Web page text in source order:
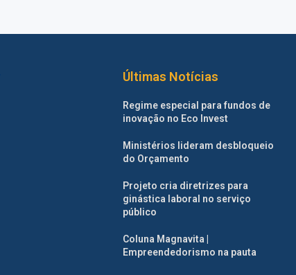
Últimas Notícias
Regime especial para fundos de
inovação no Eco Invest
Ministérios lideram desbloqueio
do Orçamento
Projeto cria diretrizes para
ginástica laboral no serviço
público
Coluna Magnavita |
Empreendedorismo na pauta